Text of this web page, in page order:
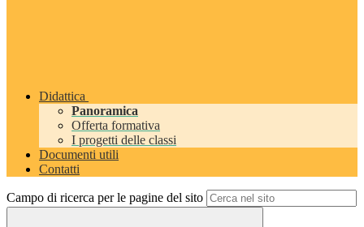
Didattica
Panoramica
Offerta formativa
I progetti delle classi
Documenti utili
Contatti
Campo di ricerca per le pagine del sito